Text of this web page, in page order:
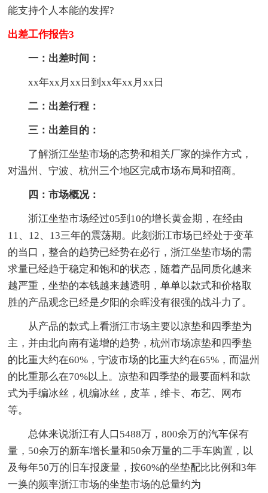
能支持个人本能的发挥?
出差工作报告3
一：出差时间：
xx年xx月xx日到xx年xx月xx日
二：出差行程：
三：出差目的：
了解浙江坐垫市场的态势和相关厂家的操作方式，
对温州、宁波、杭州三个地区完成市场布局和招商。
四：市场概况：
浙江坐垫市场经过05到10的增长黄金期，在经由
11、12、13三年的震荡期。此刻浙江市场已经处于变革
的当口，整合的趋势已经势在必行，浙江坐垫市场的需
求量已经趋于稳定和饱和的状态，随着产品同质化越来
越严重，坐垫的本钱越来越透明，单单以款式和价格取
胜的产品观念已经是夕阳的余晖没有很强的战斗力了。
从产品的款式上看浙江市场主要以凉垫和四季垫为
主，并由北向南有递增的趋势，杭州市场凉垫和四季垫
的比重大约在60%，宁波市场的比重大约在65%，而温州
的比重那么在70%以上。凉垫和四季垫的最要面料和款
式为手编冰丝，机编冰丝，皮革，维卡、布艺、网布
等。
总体来说浙江有人口5488万，800余万的汽车保有
量，50余万的新车增长量和50余万量的二手车购置，以
及每年50万的旧车报废量，按60%的坐垫配比比例和3年
一换的频率浙江市场的坐垫市场的总量约为